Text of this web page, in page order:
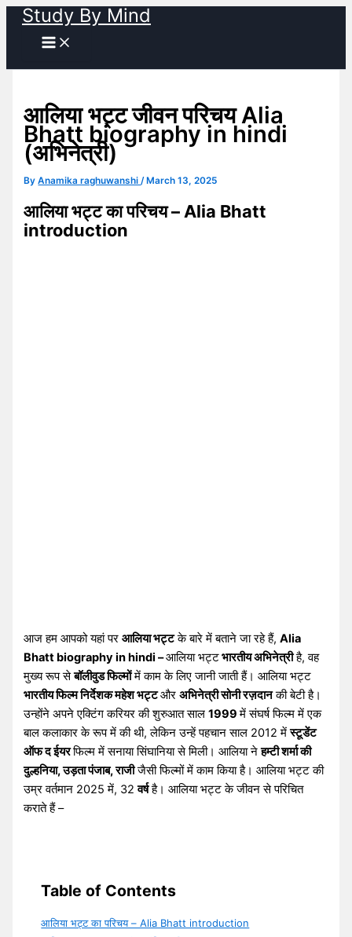
Skip
content
Study By Mind
आलिया भट्ट जीवन परिचय Alia
Bhatt biography in hindi
(अभिनेत्री)
ByAnamika raghuwanshi/ March 13, 2025
आलिया भट्ट का परिचय – Alia Bhatt
introduction
आज हम आपको यहां परआलिया भट्टके बारे में बताने जा रहे हैं,Alia
Bhatt biography in hindi –आलिया भट्टभारतीय अभिनेत्रीहै, वह
मुख्य रूप सेबॉलीवुड फिल्मोंमें काम के लिए जानी जाती हैं। आलिया भट्ट
भारतीय फिल्म निर्देशक महेश भट्टऔरअभिनेत्री सोनी रज़दानकी बेटी है।
उन्होंने अपने एक्टिंग करियर की शुरुआत साल1999में संघर्ष फिल्म में एक
बाल कलाकार के रूप में की थी, लेकिन उन्हें पहचान साल 2012 मेंस्टूडेंट
ऑफ द ईयरफिल्म में सनाया सिंघानिया से मिली। आलिया नेहम्टी शर्मा की
दुल्हनिया, उड़ता पंजाब, राजीजैसी फिल्मों में काम किया है। आलिया भट्ट की
उम्र वर्तमान 2025 में, 32वर्षहै। आलिया भट्ट के जीवन से परिचित
कराते हैं –
Table of Contents
आलिया भट्ट का परिचय – Alia Bhatt introduction